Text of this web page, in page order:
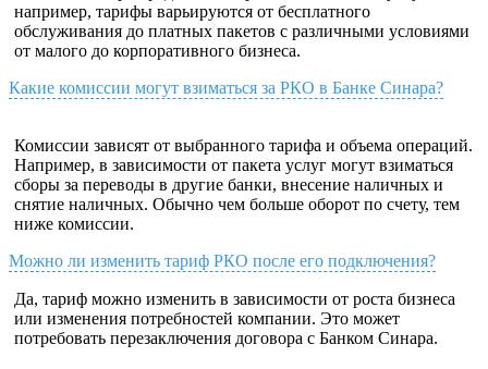
например, тарифы варьируются от бесплатного
обслуживания до платных пакетов с различными условиями
от малого до корпоративного бизнеса.
Какие комиссии могут взиматься за РКО в Банке Синара?
Комиссии зависят от выбранного тарифа и объема операций.
Например, в зависимости от пакета услуг могут взиматься
сборы за переводы в другие банки, внесение наличных и
снятие наличных. Обычно чем больше оборот по счету, тем
ниже комиссии.
Можно ли изменить тариф РКО после его подключения?
Да, тариф можно изменить в зависимости от роста бизнеса
или изменения потребностей компании. Это может
потребовать перезаключения договора с Банком Синара.